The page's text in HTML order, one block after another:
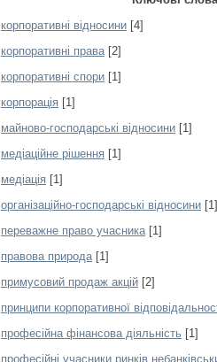
корпоративні відносини [4]
корпоративні права[2]
корпоративні спори [1]
корпорація [1]
майново-господарські відносини [1]
медіаційне рішення [1]
медіація [1]
організаційно-господарські відносини [1]
переважне право учасника[1]
правова природа[1]
примусовий продаж акцій [2]
принципи корпоративної
професійна фінансова діяльність [1]
професійні учасники ринків